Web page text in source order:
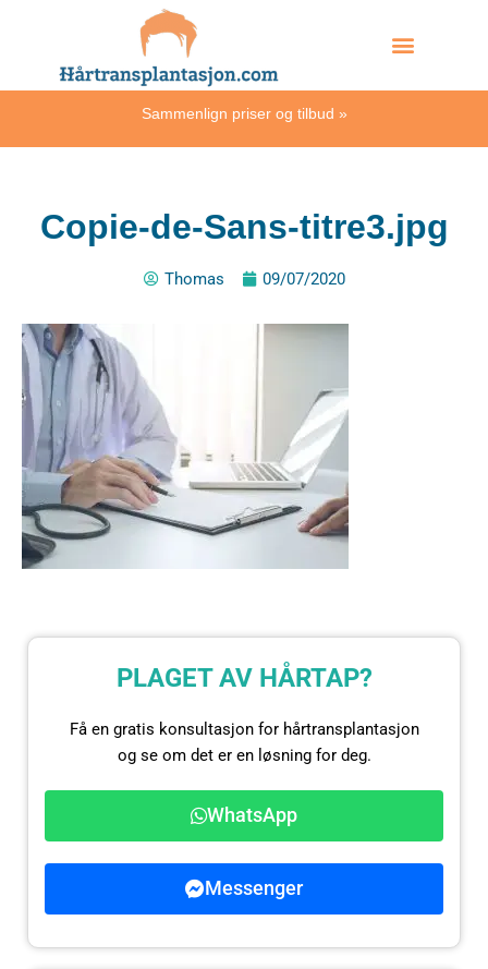
Sammenlign priser og tilbud »
Copie-de-Sans-titre3.jpg
Thomas 09/07/2020
PLAGET AV HÅRTAP?
Få en gratis konsultasjon for hårtransplantasjon
og se om det er en løsning for deg.
WhatsApp
Messenger